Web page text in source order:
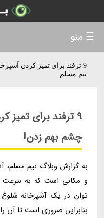
9 ترفند برای تمیز کردن
تیم مسلم
9 ترفند برای
چشم بهم زدن!
به گزارش وبلاگ تیم مسلم،
و مکانی است که به
توان در یک آشپزخانه شلوغ
بنابراین ضروری است تا آن
☰ منو